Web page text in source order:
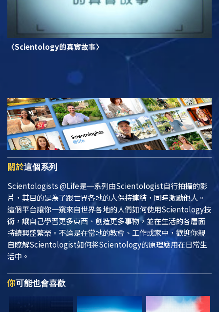
〈Scientology的真實故事〉
關於這個系列
Scientologists @Life是一系列由Scientologist自行拍攝的影
片，其目的是為了跟世界各地的人保持連結，同時激勵他人。
這個平台讓你一窺來自世界各地的人們如何使用Scientology技
術，讓自己學習更多東西、創造更多事物，並在生活的各層面
持續興盛繁榮。不論是在當地的教會、工作或家中，歡迎你親
自瞭解Scientologist如何將Scientology的原理應用在日常生
活中。
你可能也會喜歡